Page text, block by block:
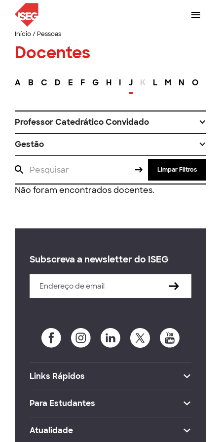
Início/ Pessoas
Docentes
A B C D E F G H I J K L M N O
Professor Catedrático Convidado
Gestão
Limpar Filtros
Não foram encontrados docentes.
Subscreva a newsletter do ISEG
Links Rápidos
Para Estudantes
Atualidade